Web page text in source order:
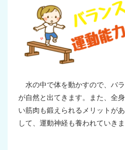
水の中で体を動かすので、バ
が自然と出てきます。また、全
い筋肉も鍛えられるメリットが
して、運動神経も養われていきま